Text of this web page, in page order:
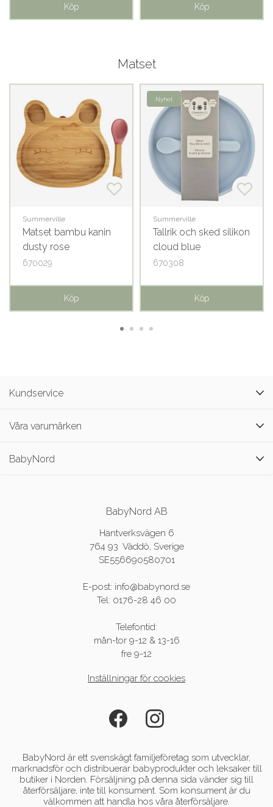
Köp Köp
Matset
Summerville
Matset bambu kanin
dusty rose
670029
Köp
Nyhet
Summerville
Tallrik och sked silikon
cloud blue
670308
Köp
Kundservice
Våra varumärken
BabyNord
BabyNord AB
Hantverksvägen 6
764 93 Väddö, Sverige
SE556690580701
E-post: info@babynord.se
Tel: 0176-28 46 00
Telefontid:
mån-tor 9-12 & 13-16
fre 9-12
Inställningar för cookies
BabyNord är ett svenskägt familjeföretag som utvecklar,
marknadsför och distribuerar babyprodukter och leksaker till
butiker i Norden. Försäljning på denna sida vänder sig till
återförsäljare, inte till konsument. Som konsument är du
välkommen att handla hos våra återförsäljare.